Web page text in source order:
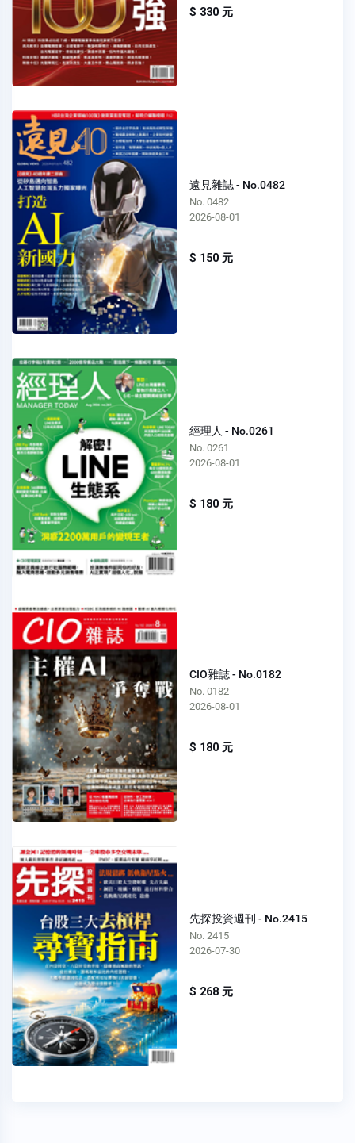
$ 330 元
遠見雜誌 - No.0482
No. 0482
2026-08-01
$ 150 元
經理人 - No.0261
No. 0261
2026-08-01
$ 180 元
CIO雜誌 - No.0182
No. 0182
2026-08-01
$ 180 元
先探投資週刊 - No.2415
No. 2415
2026-07-30
$ 268 元